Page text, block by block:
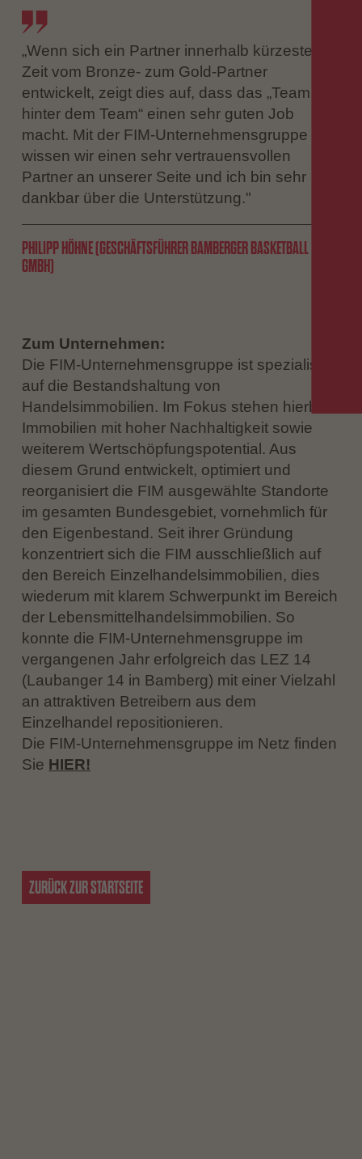
„Wenn sich ein Partner innerhalb kürzester
Zeit vom Bronze- zum Gold-Partner
entwickelt, zeigt dies auf, dass das „Team
hinter dem Team“ einen sehr guten Job
macht. Mit der FIM-Unternehmensgruppe
wissen wir einen sehr vertrauensvollen
Partner an unserer Seite und ich bin sehr
dankbar über die Unterstützung."
PHILIPP HÖHNE (GESCHÄFTSFÜHRER BAMBERGER BASKETBALL
GMBH)
Zum Unternehmen:
Die FIM-Unternehmensgruppe ist spezialisiert
auf die Bestandshaltung von
Handelsimmobilien. Im Fokus stehen hierbei
Immobilien mit hoher Nachhaltigkeit sowie
weiterem Wertschöpfungspotential. Aus
diesem Grund entwickelt, optimiert und
reorganisiert die FIM ausgewählte Standorte
im gesamten Bundesgebiet, vornehmlich für
den Eigenbestand. Seit ihrer Gründung
konzentriert sich die FIM ausschließlich auf
den Bereich Einzelhandelsimmobilien, dies
wiederum mit klarem Schwerpunkt im Bereich
der Lebensmittelhandelsimmobilien. So
konnte die FIM-Unternehmensgruppe im
vergangenen Jahr erfolgreich das LEZ 14
(Laubanger 14 in Bamberg) mit einer Vielzahl
an attraktiven Betreibern aus dem
Einzelhandel repositionieren.
Die FIM-Unternehmensgruppe im Netz finden
Sie HIER!
ZURÜCK ZUR STARTSEITE